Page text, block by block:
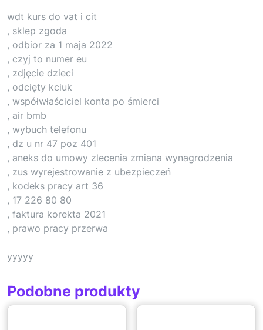
wdt kurs do vat i cit
, sklep zgoda
, odbior za 1 maja 2022
, czyj to numer eu
, zdjęcie dzieci
, odcięty kciuk
, współwłaściciel konta po śmierci
, air bmb
, wybuch telefonu
, dz u nr 47 poz 401
, aneks do umowy zlecenia zmiana wynagrodzenia
, zus wyrejestrowanie z ubezpieczeń
, kodeks pracy art 36
, 17 226 80 80
, faktura korekta 2021
, prawo pracy przerwa
yyyyy
Podobne produkty